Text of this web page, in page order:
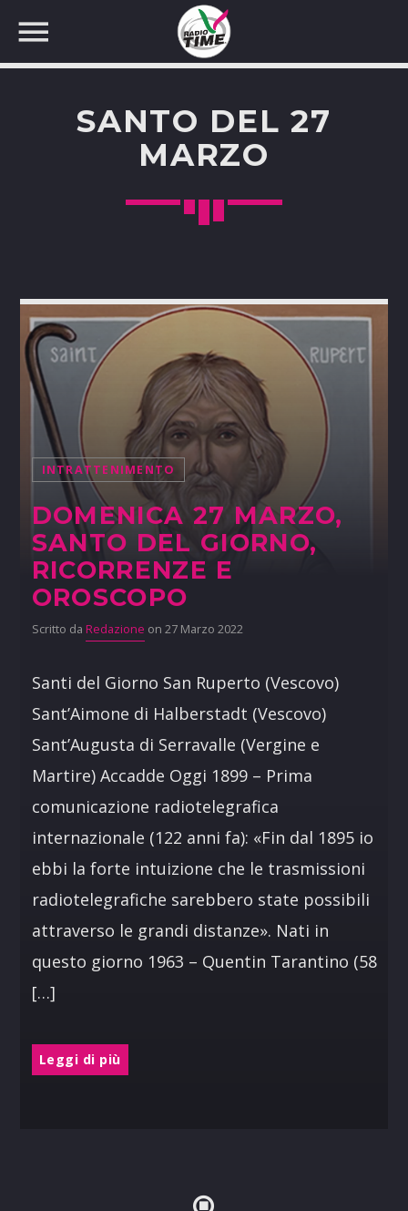
CERCA NEL SITO WEB:
SANTO DEL 27
MARZO
INTRATTENIMENTO
DOMENICA 27 MARZO,
SANTO DEL GIORNO,
RICORRENZE E
OROSCOPO
Scritto da Redazione on 27 Marzo 2022
Santi del Giorno San Ruperto (Vescovo)
Sant’Aimone di Halberstadt (Vescovo)
Sant’Augusta di Serravalle (Vergine e
Martire) Accadde Oggi 1899 – Prima
comunicazione radiotelegrafica
internazionale (122 anni fa): «Fin dal 1895 io
ebbi la forte intuizione che le trasmissioni
radiotelegrafiche sarebbero state possibili
attraverso le grandi distanze». Nati in
questo giorno 1963 – Quentin Tarantino (58
[…]
Leggi di più